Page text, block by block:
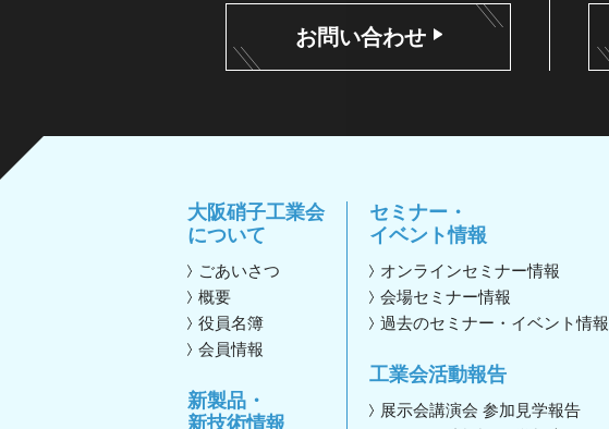
お問い合わせ
大阪硝子工業会
について
ごあいさつ
概要
役員名簿
会員情報
新製品・
新技術情報
セミナー・
イベント情報
オンラインセミナー情報
会場セミナー情報
過去のセミナー・イベント情報
工業会活動報告
展示会講演会 参加見学報告